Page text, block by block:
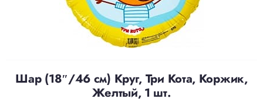
Шар (18″/46 см) Круг, Три Кота, Коржик,
Желтый, 1 шт.